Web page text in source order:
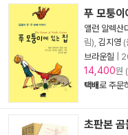
푸 모퉁이
앨런 알렉산
림), 김지영 (
브라운힐
14,400원
택배로 주문
초판본